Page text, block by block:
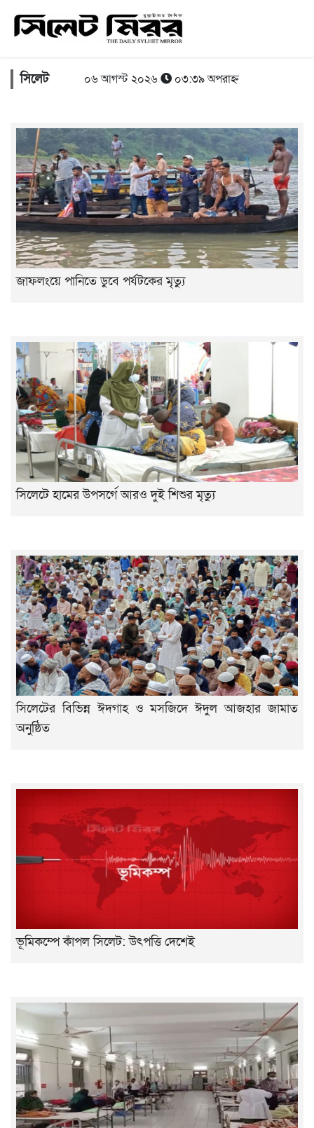
সিলেট ০৬ আগস্ট ২০২৬ ০৩:৩৯ অপরাহ্ন
জাফলংয়ে পানিতে ডুবে পর্যটকের মৃত্যু
সিলেটে হামের উপসর্গে আরও দুই শিশুর মৃত্যু
সিলেটের বিভিন্ন ঈদগাহ ও মসজিদে ঈদুল আজহার জামাত
অনুষ্ঠিত
ভূমিকম্পে কাঁপল সিলেট: উৎপত্তি দেশেই